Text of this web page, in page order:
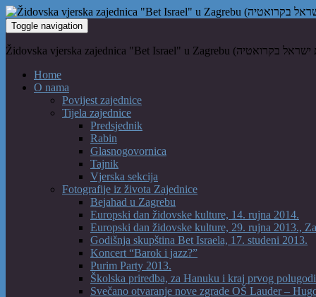
Toggle navigation
Home
O nama
Povijest zajednice
Tijela zajednice
Predsjednik
Rabin
Glasnogovornica
Tajnik
Vjerska sekcija
Fotografije iz života Zajednice
Bejahad u Zagrebu
Europski dan židovske kulture, 14. rujna 2014.
Europski dan židovske kulture, 29. rujna 2013.,
Godišnja skupština Bet Israela, 17. studeni 2013.
Koncert “Barok i jazz?”
Purim Party 2013.
Školska priredba, za Hanuku i kraj prvog
Svečano otvaranje nove zgrade OŠ Lauder –